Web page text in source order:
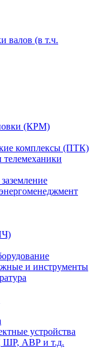
валов (в т.ч.
(КРМ)
комплексы (ПТК)
и инструменты
устройства
АВР и т.д.